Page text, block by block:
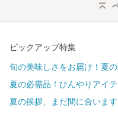
ピックアップ特集
旬の美味しさをお届け！夏
夏の必需品！ひんやりアイ
夏の挨拶、まだ間に合います